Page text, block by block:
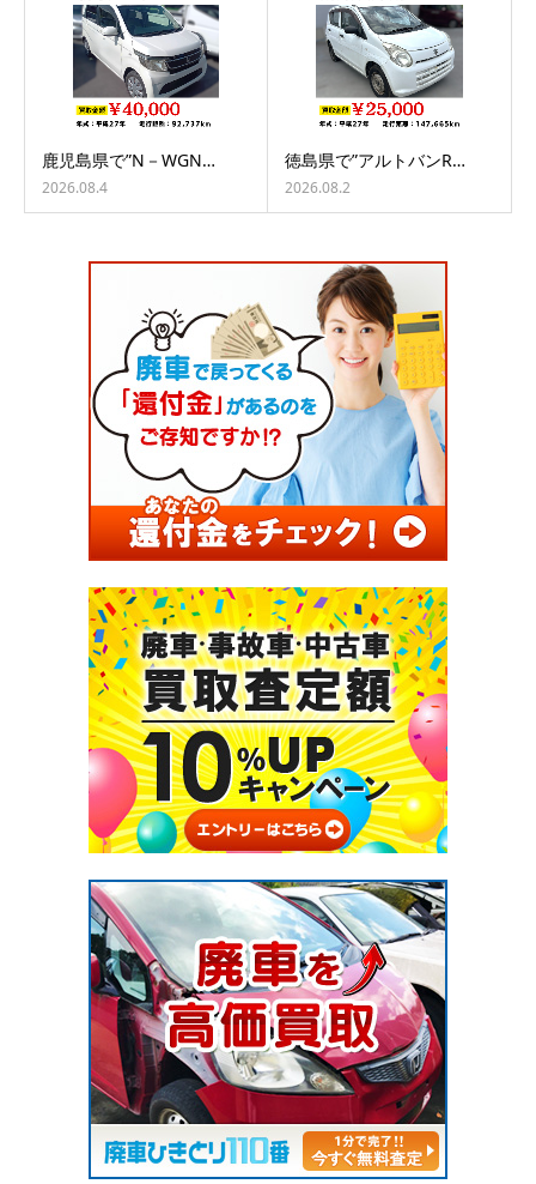
鹿児島県で”N－WGN…
2026.08.4
徳島県で”アルトバンR…
2026.08.2